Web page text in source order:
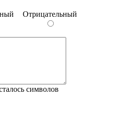
Отрицательный
символов